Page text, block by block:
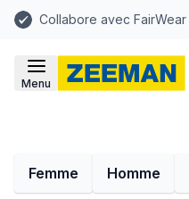
Collabore avec FairWear
Menu
Femme Homme